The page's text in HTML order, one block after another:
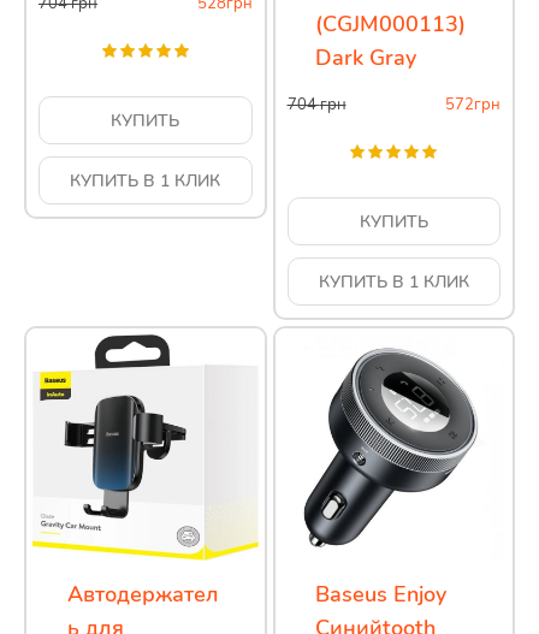
КУПИТЬ
КУПИТЬ В 1 КЛИК
(CGJM000113)
Dark Gray
704грн 572грн
КУПИТЬ
КУПИТЬ В 1 КЛИК
Автодержател
ь для
Baseus Enjoy
Синийtooth